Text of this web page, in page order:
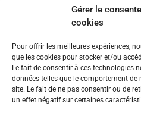
Gérer le
cookies
Pour offrir les meilleures expériences,
que les cookies pour stocker et/ou
Le fait de consentir à ces technologies
données telles que le comportement
site. Le fait de ne pas consentir ou de
un effet négatif sur certaines